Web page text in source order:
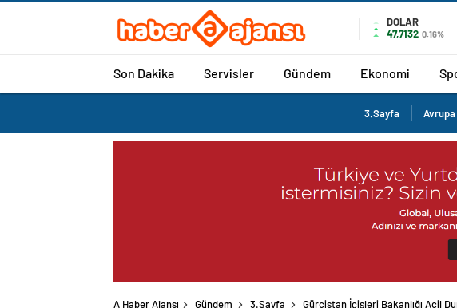
DOLAR
47,7132 0.16%
Son Dakika Servisler Gündem Ekonomi
3.Sayfa Avrupa
A Haber Ajansı Gündem 3.Sayfa
Gürcistan İçişleri Bakanlığı Acil